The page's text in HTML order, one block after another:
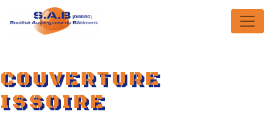
Panneau de gestion des cookies
COUVERTURE
ISSOIRE